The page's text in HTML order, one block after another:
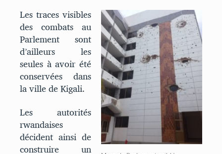
Les traces visibles
des combats au
Parlement sont
d’ailleurs les
seules à avoir été
conservées dans
la ville de Kigali.
Les autorités
rwandaises
décident ainsi de
construire un